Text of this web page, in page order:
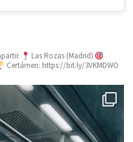
Las Rozas (Madrid)
Certámen: https://bit.ly/3VKMDWO